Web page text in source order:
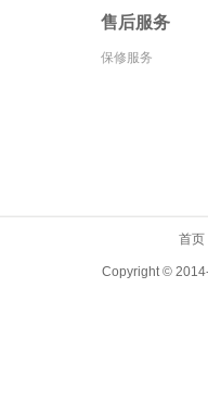
售后服务
保修服务
首页
Copyright ©